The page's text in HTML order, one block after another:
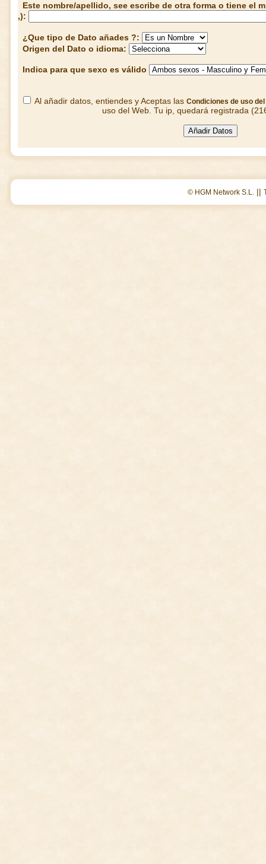
Este nombre/apellido, see escribe de otra forma o tiene el
,):
¿Que tipo de Dato añades ?:
Origen del Dato o idioma:
Indica para que sexo es válido
Al añadir datos, entiendes y Aceptas las Condiciones de uso del
uso del Web. Tu ip, quedará registrada
© HGM Network S.L. ||